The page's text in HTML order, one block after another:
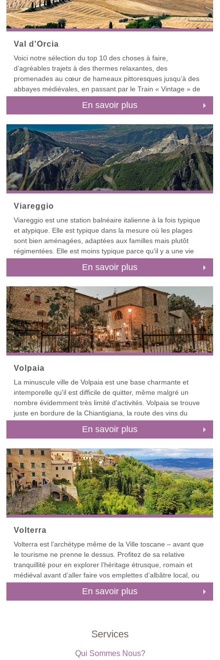
compte 19 sites, il n’y a donc que l’embarras du choix.
Ce guide juste un avant-goût du Chianti. Consultez nos
guides spécifiques sur les plus beaux avant-postes du
Chianti, tous accessibles via notre Liste des destinations.
GrevePanzanoCastellinaRadda, et Castelnuovo Beradenga.
Nos autres guides du Chianti parlent de Castagnoli, Volpaia,
San GusmeSan Donato in Poggio et Vagliagli.
Val d'Orcia
Voici notre sélection du top 10 des choses à faire,
d’agréables trajets à des thermes relaxantes, des
promenades au cœur de hameaux pittoresques jusqu’à des
abbayes médiévales, en passant par le Train « Vintage » de
Patrimoine de l’Unesco.En savoir plus
Viareggio
Viareggio est une station balnéaire italienne à la fois typique
et atypique. Elle est typique dans la mesure où les plages
sont bien aménagées, adaptées aux familles mais plutôt
régimentées. Elle est moins typique parce qu'il y a une vie
station balnéaire - et pas seulement un endroit où l'on veut
de la Versilia, que ce soit à vélo le long de la côte ou en
voiture pour découvrir l'arrière-pays de Massa et Carrare.
Pour partir à l'aventure, explorez Carrare et les carrières de
marbre des Alpes Apuanes. Cette région abrite une Toscane
plus sauvage, qui offre un contraste saisissant avec la bande
côtière. Pour une escapade plus culturelle, éloignez-vous de
la côte vers les villes d'art les plus proches. Parmi celles-ci,
les plus importantes sont Pise au sud, ou Lucques, Pistoia ou
Florence à l'est.
En savoir plus
Volpaia
La minuscule ville de Volpaia est une base charmante et
intemporelle qu'il est difficile de quitter, même malgré un
nombre évidemment très limité d'activités. Volpaia se trouve
juste en bordure de la Chiantigiana, la route des vins du
fiefs voisins du Chianti, comme Radda et Castellina. Si vous
d'une journée à San GimignanoSienne et Florence, toutes
facilement accessibles.
Ce guide n'est qu'un avant-goût du Chianti. Consultez nos
guides plus spécifiques sur les plus beaux avant-postes du
Chianti, via notre liste de destinations. Pour commencer,
consultez nos guides de GrevePanzanoCastellinaRadda, et
Castelnuovo Beradenga. Nos autres guides du Chianti
Poggio et Vagliagli.
En savoir plus
Volterra
Volterra est l’archétype même de la Ville toscane – avant que
le tourisme ne prenne le dessus. Profitez de sa relative
tranquillité pour en explorer l’héritage étrusque, romain et
médiéval avant d’aller faire vos emplettes d’albâtre local, ou
En savoir plus
Services
Qui Sommes Nous?